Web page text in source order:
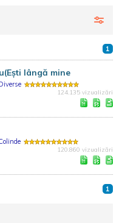
1
lângă mine
124.135 vizualizări
120.860 vizualizări
1